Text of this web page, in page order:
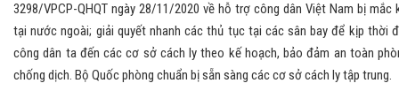
3298/VPCP-QHQT ngày 28/11/2020 về hỗ trợ công dân Việt Nam bị mắc
tại nước ngoài; giải quyết nhanh các thủ tục tại các sân bay để kịp thời
công dân ta đến các cơ sở cách ly theo kế hoạch, bảo đảm an toàn
chống dịch. Bộ Quốc phòng chuẩn bị sẵn sàng các cơ sở cách ly tập trung.